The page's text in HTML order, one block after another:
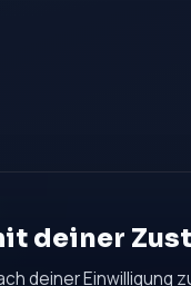
deiner
deiner Einwilligung